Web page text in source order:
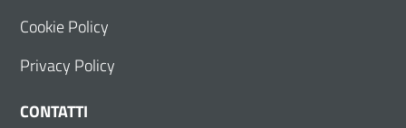
Cookie Policy
Privacy Policy
CONTATTI